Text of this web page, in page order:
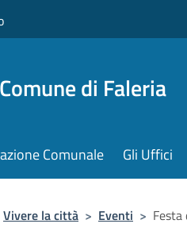
Comune di Faleria
Comunale Gli Uffici
Vivere la città > Eventi >